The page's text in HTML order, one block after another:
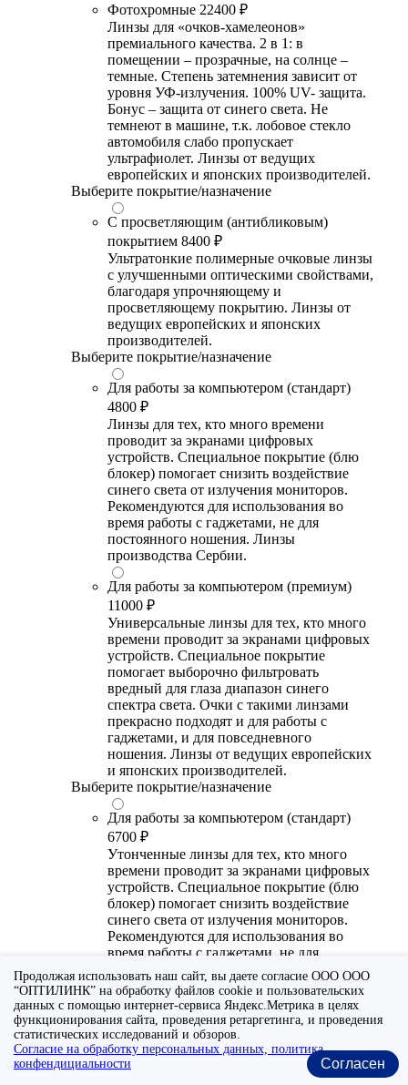
Фотохромные 22400 ₽
Линзы для «очков-хамелеонов»
премиального качества. 2 в 1: в
помещении – прозрачные, на солнце –
темные. Степень затемнения зависит от
уровня УФ-излучения. 100% UV- защита.
Бонус – защита от синего света. Не
темнеют в машине, т.к. лобовое стекло
автомобиля слабо пропускает
ультрафиолет. Линзы от ведущих
европейских и японских производителей.
Выберите покрытие/назначение
С просветляющим (антибликовым)
покрытием 8400 ₽
Ультратонкие полимерные очковые линзы
с улучшенными оптическими свойствами,
благодаря упрочняющему и
просветляющему покрытию. Линзы от
ведущих европейских и японских
производителей.
Выберите покрытие/назначение
Для работы за компьютером (стандарт)
4800 ₽
Линзы для тех, кто много времени
проводит за экранами цифровых
устройств. Специальное покрытие (блю
блокер) помогает снизить воздействие
синего света от излучения мониторов.
Рекомендуются для использования во
время работы с гаджетами, не для
постоянного ношения. Линзы
производства Сербии.
Для работы за компьютером (премиум)
11000 ₽
Универсальные линзы для тех, кто много
времени проводит за экранами цифровых
устройств. Специальное покрытие
помогает выборочно фильтровать
вредный для глаза диапазон синего
спектра света. Очки с такими линзами
прекрасно подходят и для работы с
гаджетами, и для повседневного
ношения. Линзы от ведущих европейских
и японских производителей.
Выберите покрытие/назначение
Для работы за компьютером (стандарт)
6700 ₽
Утонченные линзы для тех, кто много
времени проводит за экранами цифровых
устройств. Специальное покрытие (блю
блокер) помогает снизить воздействие
синего света от излучения мониторов.
Рекомендуются для использования во
время работы с гаджетами, не для
постоянного ношения. Линзы
производства Сербии или Ю.-В. Азии.
Для работы за компьютером (премиум)
20300 ₽
Универсальные утонченные линзы для
тех, кто много времени проводит за
Продолжая использовать наш сайт, вы даете согласие ООО ООО
“ОПТИЛИНК” на обработку файлов cookie и пользовательских
данных с помощью интернет-сервиса Яндекс.Метрика в целях
функционирования сайта, проведения ретаргетинга, и проведения
статистических исследований и обзоров.
Согласие на обработку персональных данных, политика
конфендициальности
Согласен